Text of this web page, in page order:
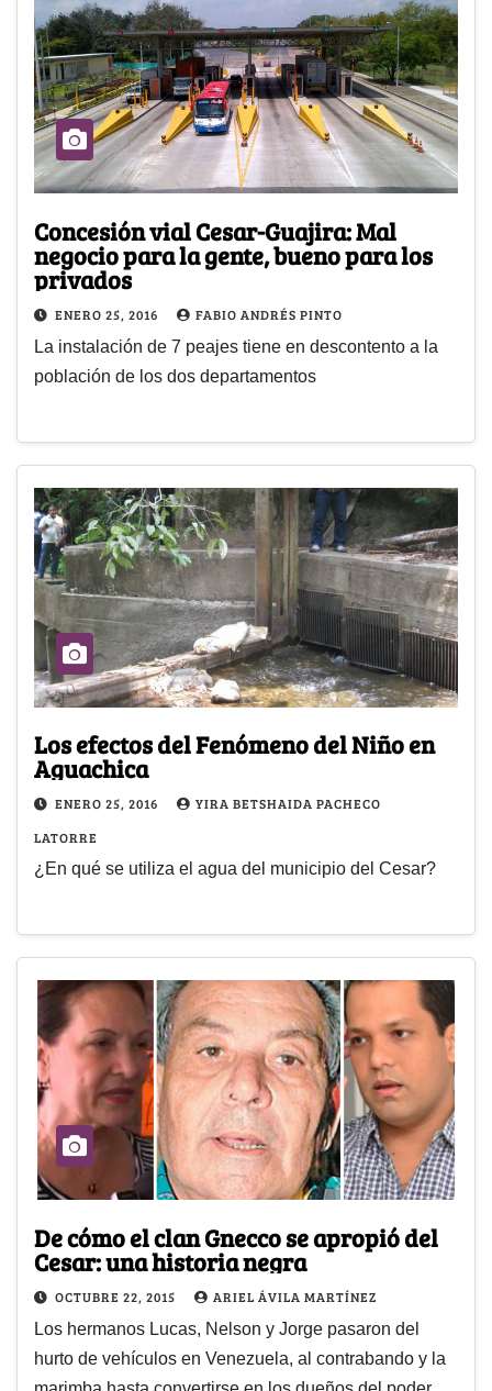
Concesión vial Cesar-Guajira: Mal
negocio para la gente, bueno para los
privados
ENERO 25, 2016 FABIO ANDRÉS PINTO
La instalación de 7 peajes tiene en descontento a la
población de los dos departamentos
Los efectos del Fenómeno del Niño en
Aguachica
ENERO 25, 2016
YIRA BETSHAIDA PACHECO
LATORRE
¿En qué se utiliza el agua del municipio del Cesar?
De cómo el clan Gnecco se apropió del
Cesar: una historia negra
OCTUBRE 22, 2015 ARIEL ÁVILA MARTÍNEZ
Los hermanos Lucas, Nelson y Jorge pasaron del
hurto de vehículos en Venezuela, al contrabando y la